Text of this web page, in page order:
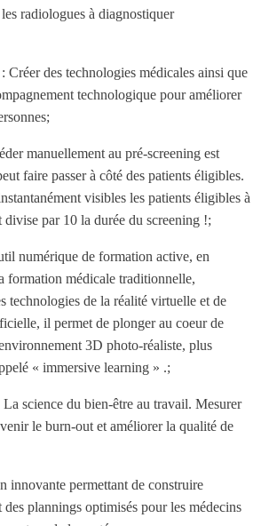
radiologues à diagnostiquer
: Créer des technologies médicales ainsi que
technologique pour améliorer
manuellement au pré-screening est
faire passer à côté des patients éligibles.
visibles les patients éligibles à
divise par 10 la durée du screening !;
numérique de formation active, en
formation médicale traditionnelle,
technologies de la réalité virtuelle et de
il permet de plonger au coeur de
3D photo-réaliste, plus
« immersive learning » .;
La science du bien-être au travail. Mesurer
le burn-out et améliorer la qualité de
innovante permettant de construire
des plannings optimisés pour les médecins